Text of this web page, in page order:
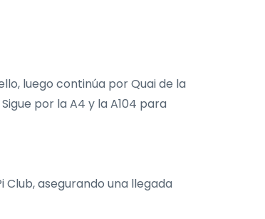
luego continúa por Quai de la
por la A4 y la A104 para
asegurando una llegada